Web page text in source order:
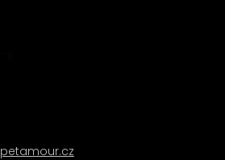
petamour.cz